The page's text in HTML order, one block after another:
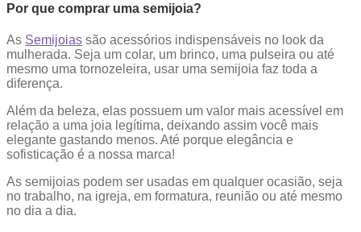
Por que comprar uma semijoia?
As Semijoias são acessórios indispensáveis no look da
mulherada. Seja um colar, um brinco, uma pulseira ou até
mesmo uma tornozeleira, usar uma semijoia faz toda a
diferença.
Além da beleza, elas possuem um valor mais acessível em
relação a uma joia legítima, deixando assim você mais
elegante gastando menos. Até porque elegância e
sofisticação é a nossa marca!
As semijoias podem ser usadas em qualquer ocasião, seja
no trabalho, na igreja, em formatura, reunião ou até mesmo
no dia a dia.